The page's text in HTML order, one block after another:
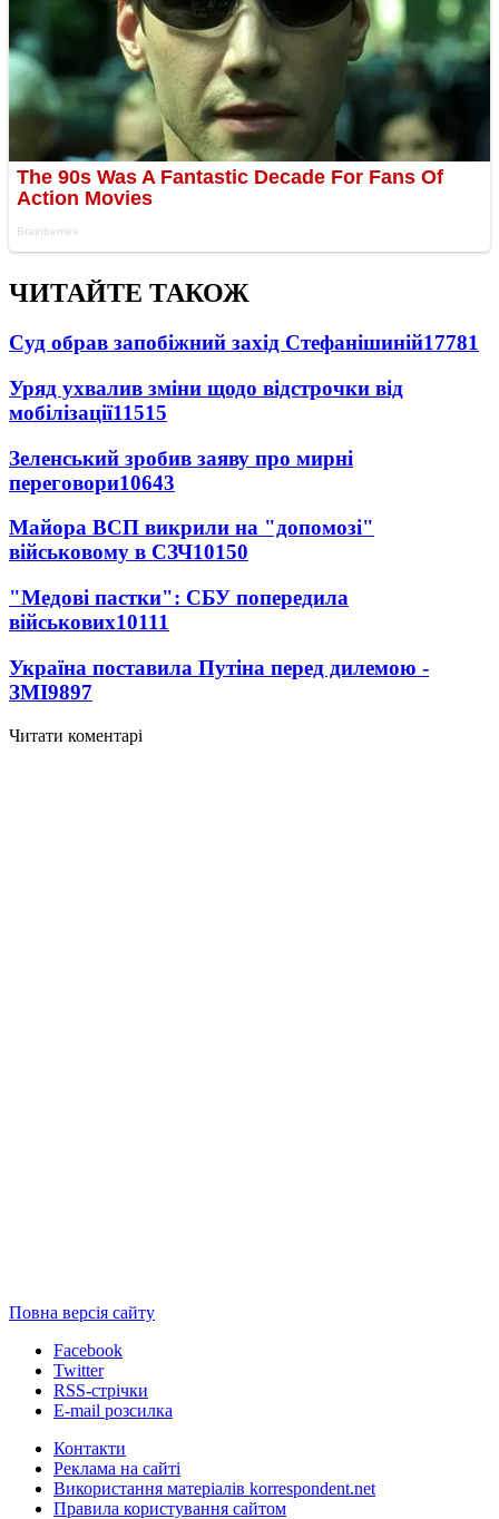
ЧИТАЙТЕ ТАКОЖ
Суд обрав запобіжний захід Стефанішиній17781
Уряд ухвалив зміни щодо відстрочки від
мобілізації11515
Зеленський зробив заяву про мирні
переговори10643
Майора ВСП викрили на "допомозі"
військовому в СЗЧ10150
"Медові пастки": СБУ попередила
військових10111
Україна поставила Путіна перед дилемою -
ЗМІ9897
Читати коментарі
Повна версія сайту
Facebook
Twitter
RSS-стрічки
E-mail розсилка
Контакти
Реклама на сайті
Використання матеріалів korrespondent.net
Правила користування сайтом